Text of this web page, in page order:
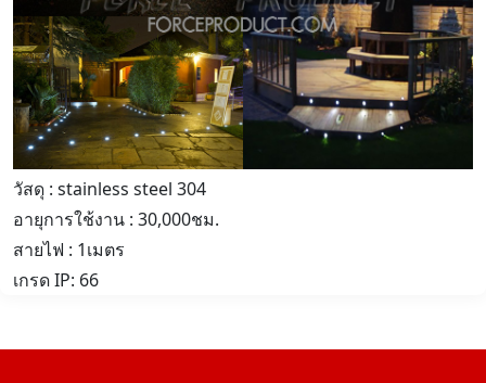
วัสดุ : stainless steel 304
อายุการใช้งาน : 30,000ชม.
สายไฟ : 1เมตร
เกรด IP: 66